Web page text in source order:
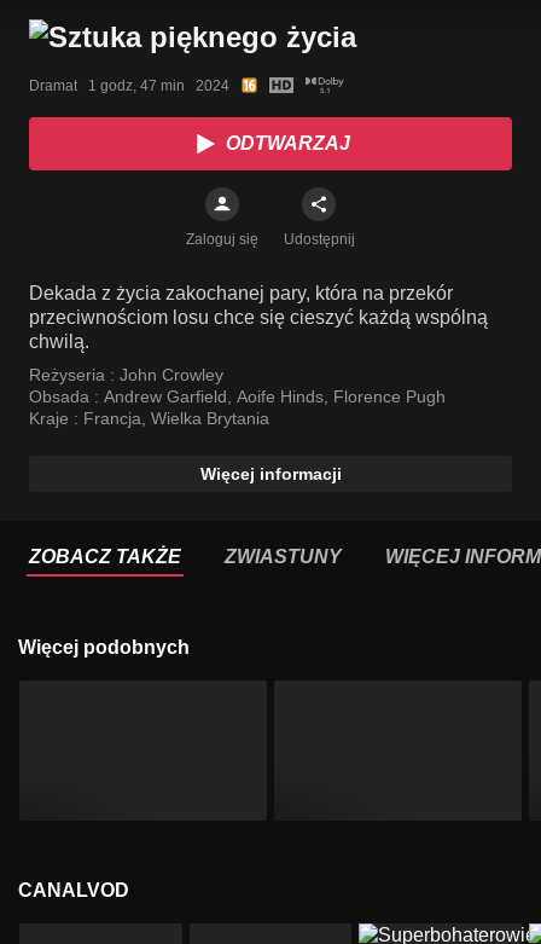
Dramat   1 godz, 47 min   2024
ODTWARZAJ
Zaloguj się Udostępnij
Dekada z życia zakochanej pary, która na przekór
przeciwnościom losu chce się cieszyć każdą wspólną
chwilą.
Reżyseria : John Crowley
Obsada : Andrew Garfield, Aoife Hinds, Florence Pugh
Kraje : Francja, Wielka Brytania
Więcej informacji
ZOBACZ TAKŻE ZWIASTUNY WIĘCEJ
Więcej podobnych
CANALVOD